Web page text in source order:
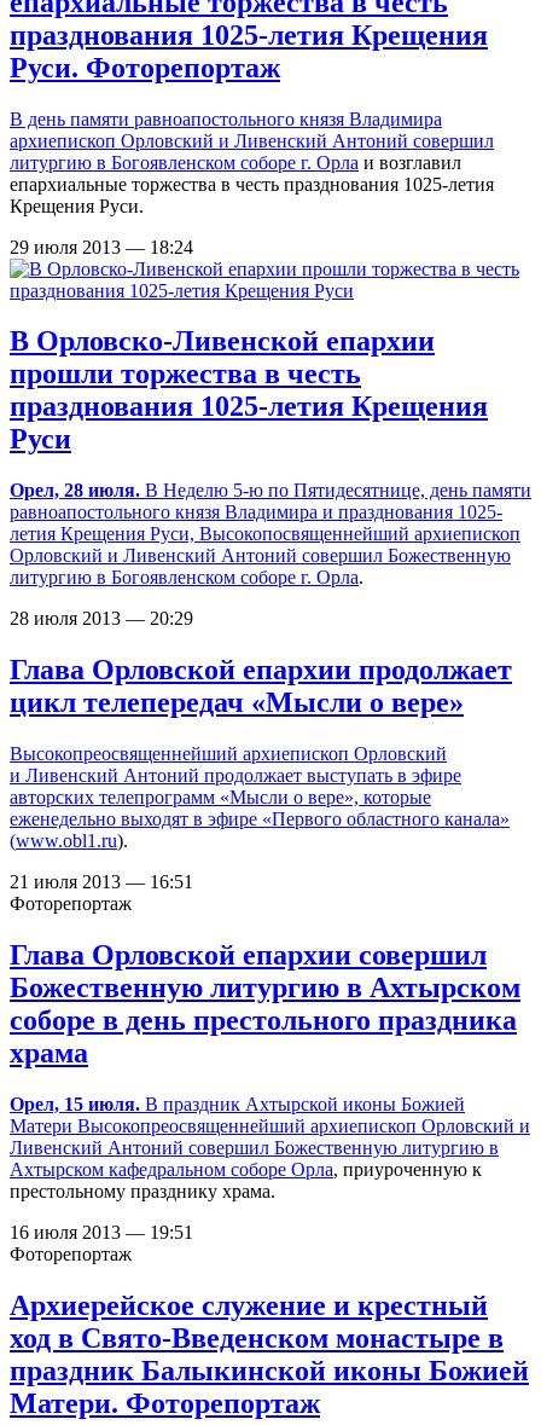
празднования 1025-летия Крещения
Руси. Фоторепортаж
В день памяти равноапостольного князя Владимира
архиепископ Орловский и Ливенский Антоний совершил
литургию в Богоявленском соборе г. Орла и возглавил
епархиальные торжества в честь празднования 1025-летия
Крещения Руси.
29 июля 2013 — 18:24
В Орловско-Ливенской епархии
прошли торжества в честь
празднования 1025-летия Крещения
Руси
Орел, 28 июля. В Неделю 5-ю по Пятидесятнице, день памяти
равноапостольного князя Владимира и празднования 1025-
летия Крещения Руси, Высокопосвященнейший архиепископ
Орловский и Ливенский Антоний совершил Божественную
литургию в Богоявленском соборе г. Орла.
28 июля 2013 — 20:29
Глава Орловской епархии продолжает
цикл телепередач «Мысли о вере»
Высокопреосвященнейший архиепископ Орловский
и Ливенский Антоний продолжает выступать в эфире
авторских телепрограмм «Мысли о вере», которые
еженедельно выходят в эфире «Первого областного канала»
(www.obl1.ru).
21 июля 2013 — 16:51
Фоторепортаж
Глава Орловской епархии совершил
Божественную литургию в Ахтырском
соборе в день престольного праздника
храма
Орел, 15 июля. В праздник Ахтырской иконы Божией
Матери Высокопреосвященнейший архиепископ Орловский и
Ливенский Антоний совершил Божественную литургию в
Ахтырском кафедральном соборе Орла, приуроченную к
престольному празднику храма.
16 июля 2013 — 19:51
Фоторепортаж
Архиерейское служение и крестный
ход в Свято-Введенском монастыре в
праздник Балыкинской иконы Божией
Матери. Фоторепортаж